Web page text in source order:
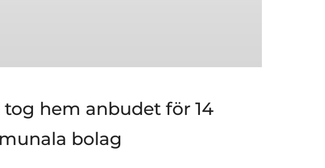
hem anbudet för 14
bolag